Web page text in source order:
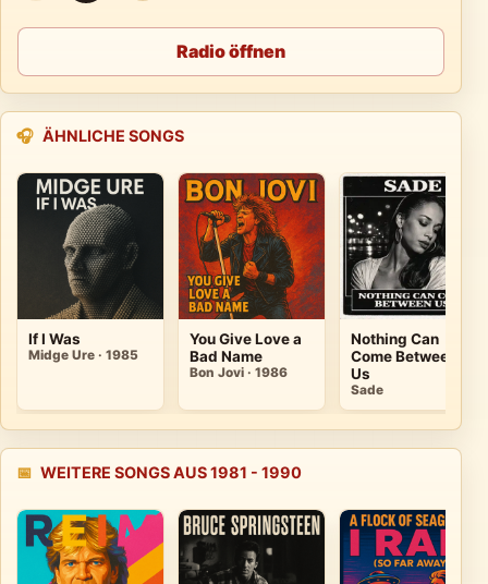
Radio öffnen
🎧 ÄHNLICHE SONGS
If I Was
Midge Ure · 1985
You Give Love a
Bad Name
Bon Jovi · 1986
Nothing Can
Come Between
Us
Sade
📅 WEITERE SONGS AUS 1981 - 1990